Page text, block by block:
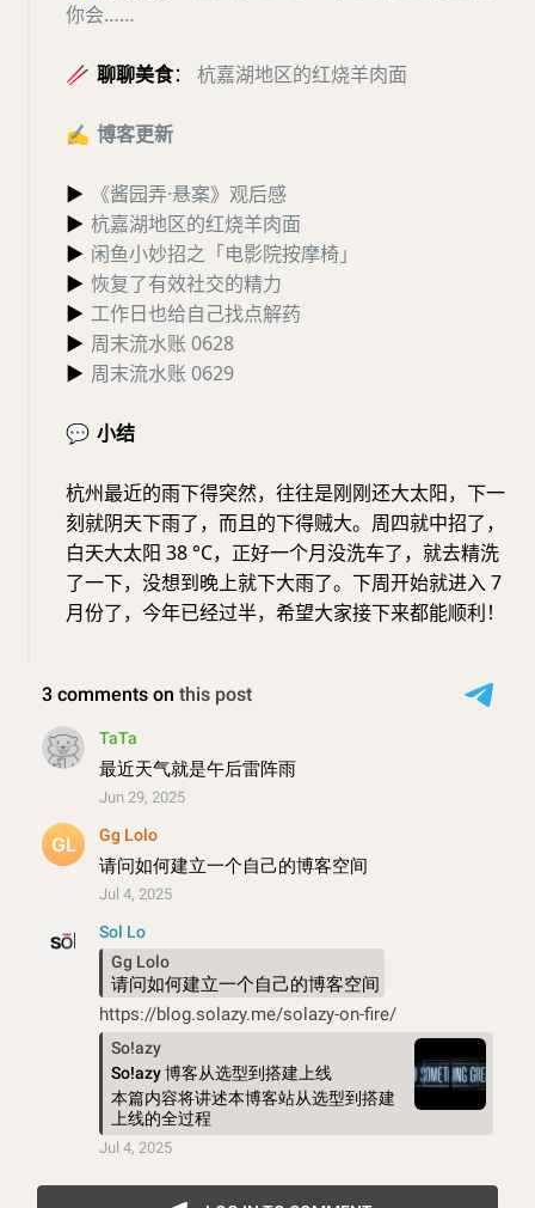
你会……
🥢 聊聊美食： 杭嘉湖地区的红烧羊肉面
✍️ 博客更新
▶
《酱园弄·悬案》观后感
▶ 杭嘉湖地区的红烧羊肉面
▶ 闲鱼小妙招之「电影院按摩椅」
▶ 恢复了有效社交的精力
▶ 工作日也给自己找点解药
▶ 周末流水账 0628
▶ 周末流水账 0629
💬 小结
杭州最近的雨下得突然，往往是刚刚还大太阳，下一
刻就阴天下雨了，而且的下得贼大。周四就中招了，
白天大太阳 38 °C，正好一个月没洗车了，就去精洗
了一下，没想到晚上就下大雨了。下周开始就进入 7
月份了，今年已经过半，希望大家接下来都能顺利！